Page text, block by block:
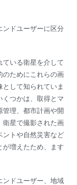
ドユーザーに区分
いる衛星を介して
のためにこれらの画
して知られていま
つかは、取得とマ
管理、都市計画や開
衛星で撮影された画
ントや自然災害など
増えたため、ます
ンドユーザー、地域